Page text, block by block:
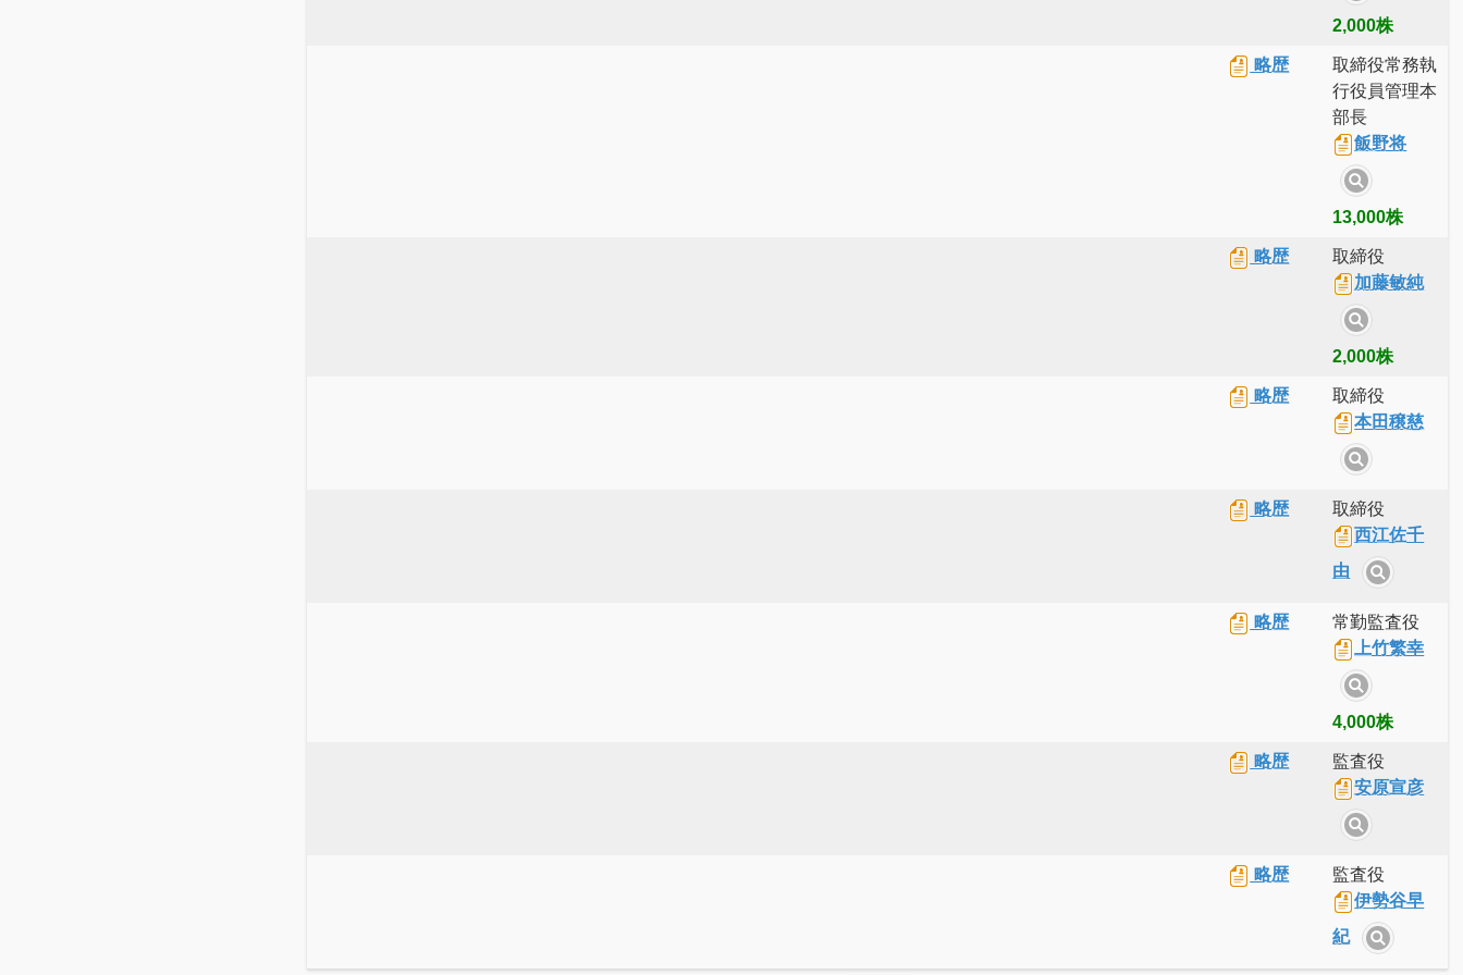
2,000株
略歴
取締役常務執
行役員管理本
部長
飯野将
13,000株
略歴
取締役
加藤敏純
2,000株
略歴
取締役
本田穣慈
略歴
取締役
西江佐千
由
略歴
常勤監査役
上竹繁幸
4,000株
略歴
監査役
安原宣彦
略歴
監査役
伊勢谷早
紀